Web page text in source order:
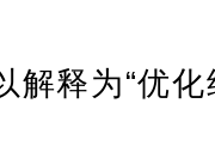
解释为“优